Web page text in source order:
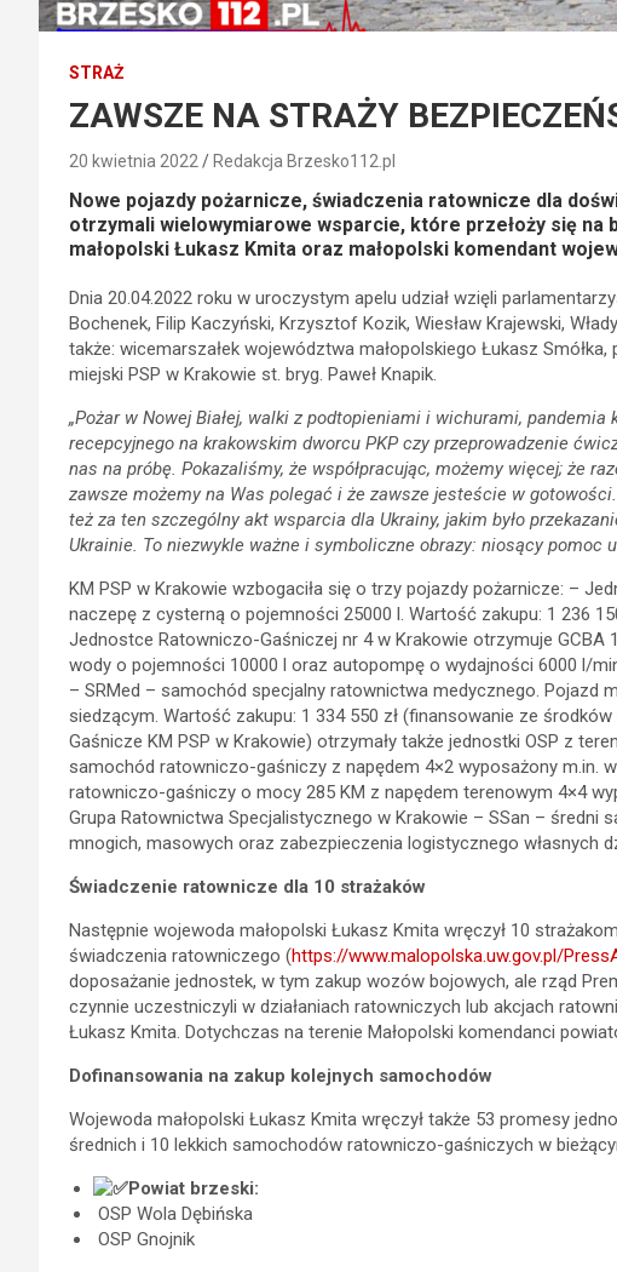
STRAŻ
ZAWSZE NA STRAŻY
20 kwietnia 2022 Redakcja Brzesko112.pl
Nowe pojazdy pożarnicze, świadczenia ratownicze dla
otrzymali wielowymiarowe wsparcie, które przełoży się
małopolski Łukasz Kmita oraz małopolski komendant
Dnia 20.04.2022 roku w uroczystym apelu udział wzięli
Bochenek, Filip Kaczyński, Krzysztof Kozik, Wiesław Krajewski,
także: wicemarszałek województwa małopolskiego Łukasz
miejski PSP w Krakowie st. bryg. Paweł Knapik.
„Pożar w Nowej Białej, walki z podtopieniami i wichurami,
recepcyjnego na krakowskim dworcu PKP czy przeprowadzenie
nas na próbę. Pokazaliśmy, że współpracując, możemy więcej; że
zawsze możemy na Was polegać i że zawsze jesteście w
też za ten szczególny akt wsparcia dla Ukrainy, jakim było
Ukrainie. To niezwykle ważne i symboliczne obrazy: niosący pomoc
KM PSP w Krakowie wzbogaciła się o trzy pojazdy pożarnicze: –
naczepę z cysterną o pojemności 25000 l. Wartość zakupu: 1 236
Jednostce Ratowniczo-Gaśniczej nr 4 w Krakowie otrzymuje
wody o pojemności 10000 l oraz autopompę o wydajności 6000 l/
– SRMed – samochód specjalny ratownictwa medycznego. Pojazd
siedzącym. Wartość zakupu: 1 334 550 zł (finansowanie ze
Gaśnicze KM PSP w Krakowie) otrzymały także jednostki OSP z
samochód ratowniczo-gaśniczy z napędem 4×2 wyposażony m.in.
ratowniczo-gaśniczy o mocy 285 KM z napędem terenowym 4×4
Grupa Ratownictwa Specjalistycznego w Krakowie – SSan –
mnogich, masowych oraz zabezpieczenia logistycznego własnych
Świadczenie ratownicze dla 10 strażaków
Następnie wojewoda małopolski Łukasz Kmita wręczył 10
świadczenia ratowniczego (https://www.malopolska.uw.gov.pl/
doposażanie jednostek, w tym zakup wozów bojowych, ale rząd
czynnie uczestniczyli w działaniach ratowniczych lub akcjach
Łukasz Kmita. Dotychczas na terenie Małopolski komendanci
Dofinansowania na zakup kolejnych samochodów
Wojewoda małopolski Łukasz Kmita wręczył także 53 promesy
średnich i 10 lekkich samochodów ratowniczo-gaśniczych w
Powiat brzeski:
OSP Wola Dębińska
OSP Gnojnik